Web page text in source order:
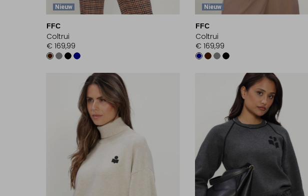
Nieuw
FFC
Coltrui
€ 169,99
Nieuw
FFC
Coltrui
€ 169,99